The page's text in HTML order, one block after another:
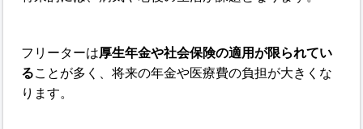
フリーターは厚生年金や社会保険の適用が限られてい
ることが多く、将来の年金や医療費の負担が大きくな
ります。